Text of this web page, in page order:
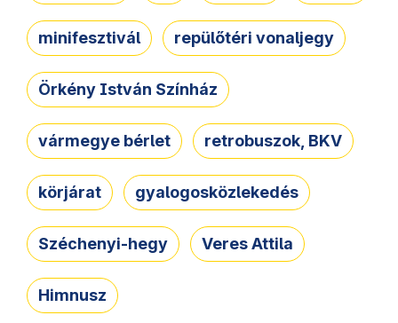
minifesztivál repülőtéri vonaljegy
Örkény István Színház
vármegye bérlet retrobuszok, BKV
körjárat gyalogosközlekedés
Széchenyi-hegy Veres Attila
Himnusz